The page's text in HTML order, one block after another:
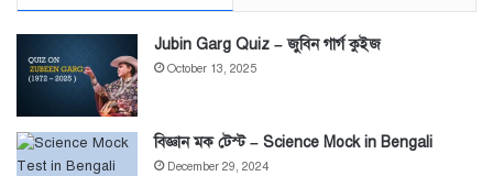
Jubin Garg Quiz – জুবিন গার্গ কুইজ
October 13, 2025
বিজ্ঞান মক টেস্ট – Science Mock in Bengali
December 29, 2024